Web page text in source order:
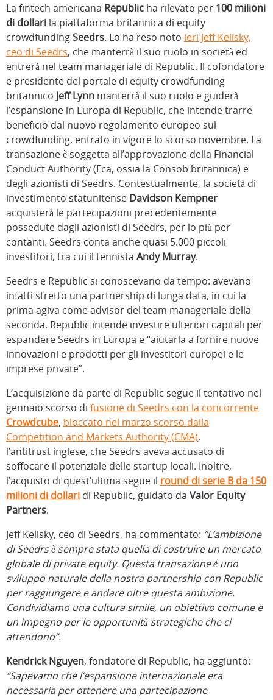
La fintech americana Republic ha rilevato per 100 milioni
di dollari la piattaforma britannica di equity
crowdfundingSeedrs. Lo ha reso noto ieri Jeff Kelisky,
ceo di Seedrs, che manterrà il suo ruolo in società ed
entrerà nel team manageriale di Republic. Il cofondatore
e presidente del portale di equity crowdfunding
britannico Jeff Lynn manterrà il suo ruolo e guiderà
l’espansione in Europa di Republic, che intende trarre
beneficio dal nuovo regolamento europeo sul
crowdfunding, entrato in vigore lo scorso novembre. La
transazione è soggetta all’approvazione della Financial
Conduct Authority (Fca, ossia la Consob britannica) e
degli azionisti di Seedrs. Contestualmente, la società di
investimento statunitense Davidson Kempner
acquisterà le partecipazioni precedentemente
possedute dagli azionisti di Seedrs, per lo più per
contanti. Seedrs conta anche quasi 5.000 piccoli
investitori, tra cui il tennista Andy Murray.
Seedrs e Republic si conoscevano da tempo: avevano
infatti stretto una partnership di lunga data, in cui la
prima agiva come advisor del team manageriale della
seconda. Republic intende investire ulteriori capitali per
espandere Seedrs in Europa e “aiutarla a fornire nuove
innovazioni e prodotti per gli investitori europei e le
imprese private”.
L’acquisizione da parte di Republic segue il tentativo nel
gennaio scorso di fusione di Seedrs con la concorrente
Crowdcube, bloccato nel marzo scorso dalla
Competition and Markets Authority (CMA),
l’antitrust inglese, che Seedrs aveva accusato di
soffocare il potenziale delle startup locali. Inoltre,
l’acquisto di quest’ultima segue il round di serie B da 150
milioni di dollari di Republic, guidato da Valor Equity
Partners.
Jeff Kelisky, ceo di Seedrs, ha commentato: “L’ambizione
di Seedrs è sempre stata quella di costruire un mercato
globale di private equity. Questa transazione è uno
sviluppo naturale della nostra partnership con Republic
per raggiungere e andare oltre questa ambizione.
Condividiamo una cultura simile, un obiettivo comune e
un impegno per le opportunità strategiche che ci
attendono”.
Kendrick Nguyen, fondatore di Republic, ha aggiunto:
“Sapevamo che l’espansione internazionale era
necessaria per ottenere una partecipazione